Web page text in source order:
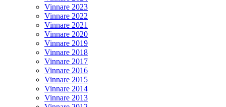
Vinnare 2023
Vinnare 2022
Vinnare 2021
Vinnare 2020
Vinnare 2019
Vinnare 2018
Vinnare 2017
Vinnare 2016
Vinnare 2015
Vinnare 2014
Vinnare 2013